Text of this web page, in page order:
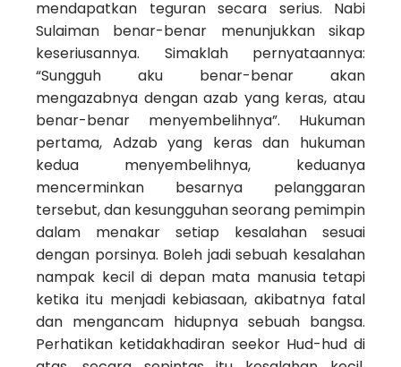
mendapatkan teguran secara serius. Nabi
Sulaiman benar-benar menunjukkan sikap
keseriusannya. Simaklah pernyataannya:
“Sungguh aku benar-benar akan
mengazabnya dengan azab yang keras, atau
benar-benar menyembelihnya”. Hukuman
pertama, Adzab yang keras dan hukuman
kedua menyembelihnya, keduanya
mencerminkan besarnya pelanggaran
tersebut, dan kesungguhan seorang pemimpin
dalam menakar setiap kesalahan sesuai
dengan porsinya. Boleh jadi sebuah kesalahan
nampak kecil di depan mata manusia tetapi
ketika itu menjadi kebiasaan, akibatnya fatal
dan mengancam hidupnya sebuah bangsa.
Perhatikan ketidakhadiran seekor Hud-hud di